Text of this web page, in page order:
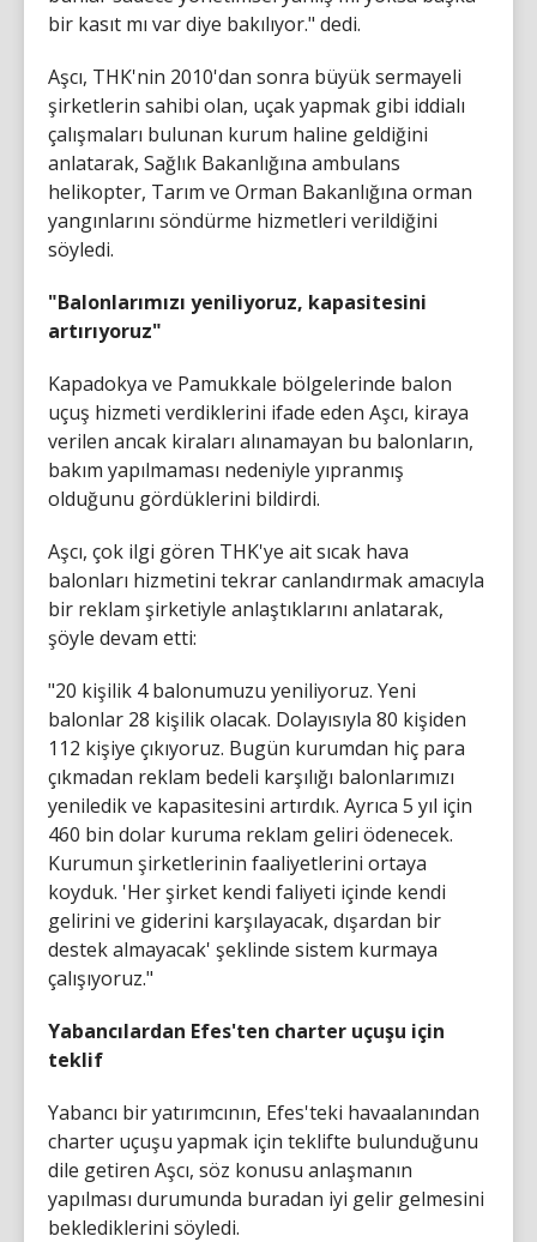
bir kasıt mı var diye bakılıyor." dedi.
Aşcı, THK'nin 2010'dan sonra büyük sermayeli
şirketlerin sahibi olan, uçak yapmak gibi iddialı
çalışmaları bulunan kurum haline geldiğini
anlatarak, Sağlık Bakanlığına ambulans
helikopter, Tarım ve Orman Bakanlığına orman
yangınlarını söndürme hizmetleri verildiğini
söyledi.
"Balonlarımızı yeniliyoruz, kapasitesini
artırıyoruz"
Kapadokya ve Pamukkale bölgelerinde balon
uçuş hizmeti verdiklerini ifade eden Aşcı, kiraya
verilen ancak kiraları alınamayan bu balonların,
bakım yapılmaması nedeniyle yıpranmış
olduğunu gördüklerini bildirdi.
Aşcı, çok ilgi gören THK'ye ait sıcak hava
balonları hizmetini tekrar canlandırmak amacıyla
bir reklam şirketiyle anlaştıklarını anlatarak,
şöyle devam etti:
"20 kişilik 4 balonumuzu yeniliyoruz. Yeni
balonlar 28 kişilik olacak. Dolayısıyla 80 kişiden
112 kişiye çıkıyoruz. Bugün kurumdan hiç para
çıkmadan reklam bedeli karşılığı balonlarımızı
yeniledik ve kapasitesini artırdık. Ayrıca 5 yıl için
460 bin dolar kuruma reklam geliri ödenecek.
Kurumun şirketlerinin faaliyetlerini ortaya
koyduk. 'Her şirket kendi faliyeti içinde kendi
gelirini ve giderini karşılayacak, dışardan bir
destek almayacak' şeklinde sistem kurmaya
çalışıyoruz."
Yabancılardan Efes'ten charter uçuşu için
teklif
Yabancı bir yatırımcının, Efes'teki havaalanından
charter uçuşu yapmak için teklifte bulunduğunu
dile getiren Aşcı, söz konusu anlaşmanın
yapılması durumunda buradan iyi gelir gelmesini
beklediklerini söyledi.